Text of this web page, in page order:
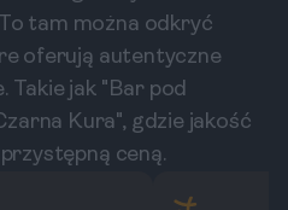
tam można odkryć
oferują autentyczne
Takie jak "Bar pod
Kura", gdzie jakość
ceną.